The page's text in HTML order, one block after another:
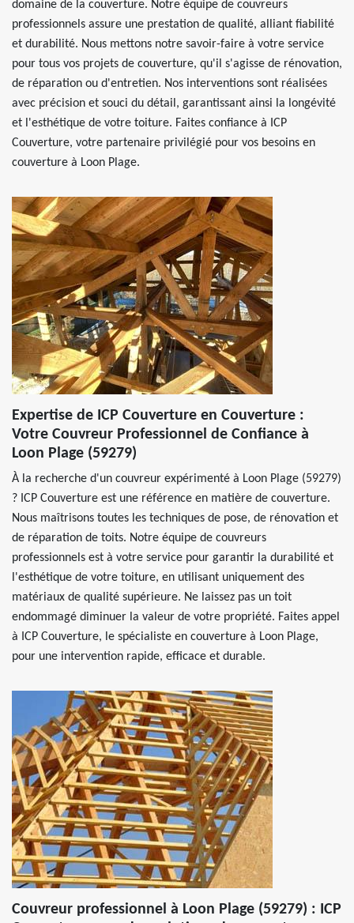
domaine de la couverture. Notre équipe de couvreurs
professionnels assure une prestation de qualité, alliant fiabilité
et durabilité. Nous mettons notre savoir-faire à votre service
pour tous vos projets de couverture, qu'il s'agisse de rénovation,
de réparation ou d'entretien. Nos interventions sont réalisées
avec précision et souci du détail, garantissant ainsi la longévité
et l'esthétique de votre toiture. Faites confiance à ICP
Couverture, votre partenaire privilégié pour vos besoins en
couverture à Loon Plage.
Expertise de ICP Couverture en Couverture :
Votre Couvreur Professionnel de Confiance à
Loon Plage (59279)
À la recherche d'un couvreur expérimenté à Loon Plage (59279)
? ICP Couverture est une référence en matière de couverture.
Nous maîtrisons toutes les techniques de pose, de rénovation et
de réparation de toits. Notre équipe de couvreurs
professionnels est à votre service pour garantir la durabilité et
l'esthétique de votre toiture, en utilisant uniquement des
matériaux de qualité supérieure. Ne laissez pas un toit
endommagé diminuer la valeur de votre propriété. Faites appel
à ICP Couverture, le spécialiste en couverture à Loon Plage,
pour une intervention rapide, efficace et durable.
Couvreur professionnel à Loon Plage (59279) : ICP